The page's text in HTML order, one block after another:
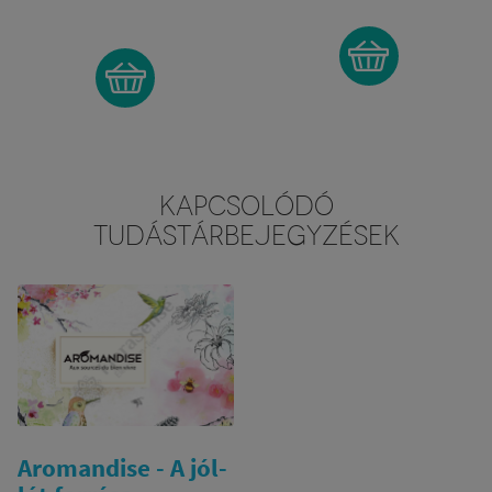
KAPCSOLÓDÓ
TUDÁSTÁRBEJEGYZÉSEK
Aromandise - A jól-